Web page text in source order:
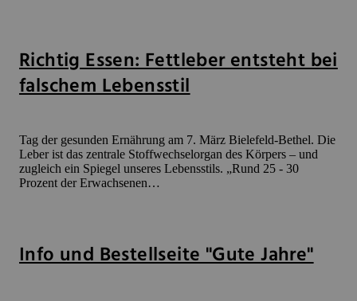
Richtig Essen: Fettleber entsteht bei
falschem Lebensstil
Tag der gesunden Ernährung am 7. März Bielefeld-Bethel. Die
Leber ist das zentrale Stoffwechselorgan des Körpers – und
zugleich ein Spiegel unseres Lebensstils. „Rund 25 - 30
Prozent der Erwachsenen…
Info und Bestellseite "Gute Jahre"